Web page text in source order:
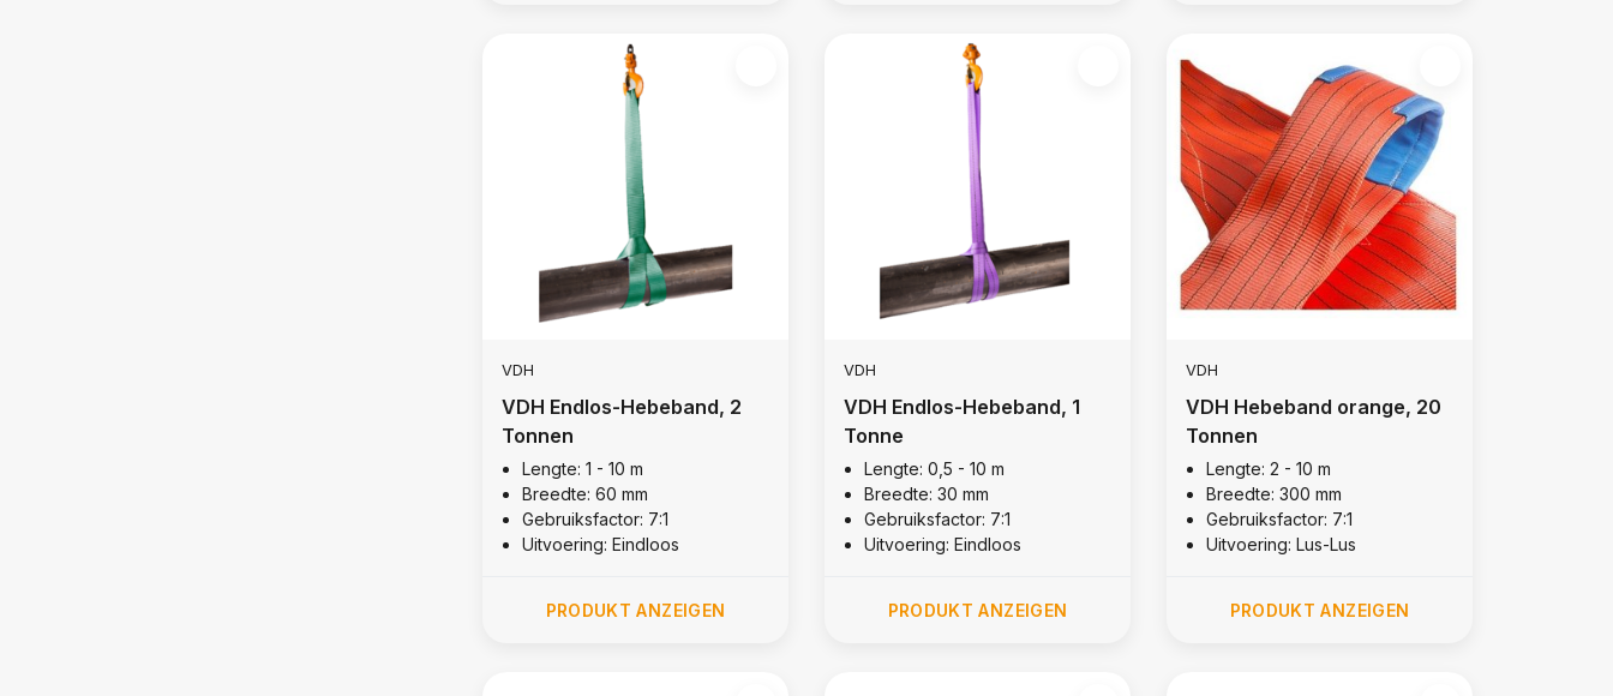
VDH
VDH Endlos-Hebeband, 2
Tonnen
Lengte: 1 - 10 m
Breedte: 60 mm
Gebruiksfactor: 7:1
Uitvoering: Eindloos
PRODUKT ANZEIGEN
VDH
VDH Endlos-Hebeband, 1
Tonne
Lengte: 0,5 - 10 m
Breedte: 30 mm
Gebruiksfactor: 7:1
Uitvoering: Eindloos
PRODUKT ANZEIGEN
VDH
VDH Hebeband orange, 20
Tonnen
Lengte: 2 - 10 m
Breedte: 300 mm
Gebruiksfactor: 7:1
Uitvoering: Lus-Lus
PRODUKT ANZEIGEN